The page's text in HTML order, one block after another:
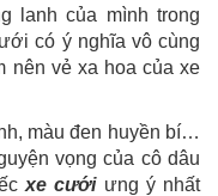
lanh của mình trong
có ý nghĩa vô cùng
nên vẻ xa hoa của xe
màu đen huyền bí…
vọng của cô dâu
xe cưới ưng ý nhất